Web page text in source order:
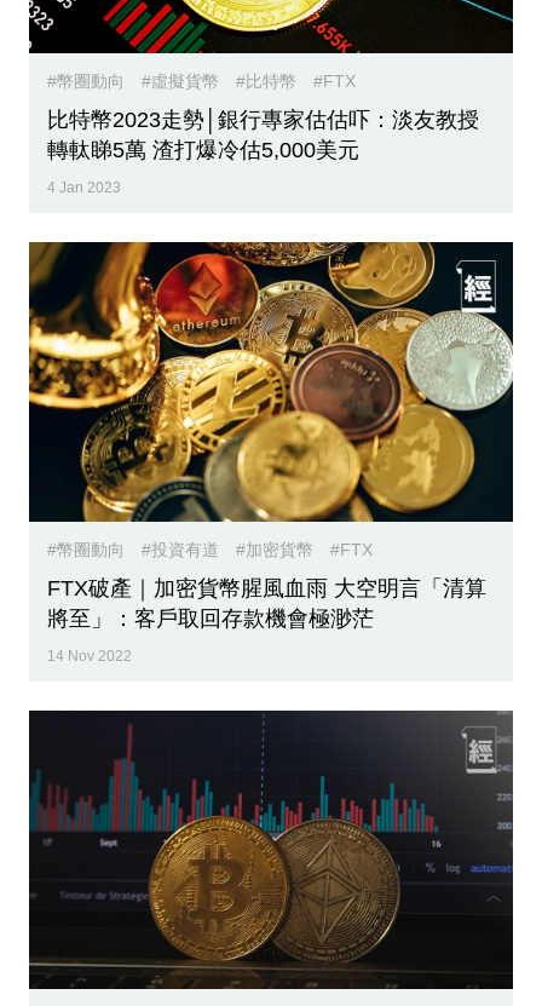
生
時
事
訂
閱
專
區
#幣圈動向 #虛擬貨幣 #比特幣 #FTX
比特幣2023走勢│銀行專家估估吓：淡友教授
轉軚睇5萬 渣打爆冷估5,000美元
4 Jan 2023
#幣圈動向 #投資有道 #加密貨幣 #FTX
FTX破產｜加密貨幣腥風血雨 大空明言「清算
將至」：客戶取回存款機會極渺茫
14 Nov 2022